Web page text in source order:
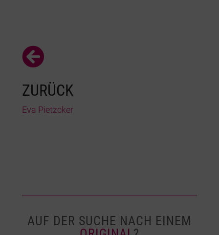

ZURÜCK
Eva Pietzcker
AUF DER SUCHE NACH EINEM